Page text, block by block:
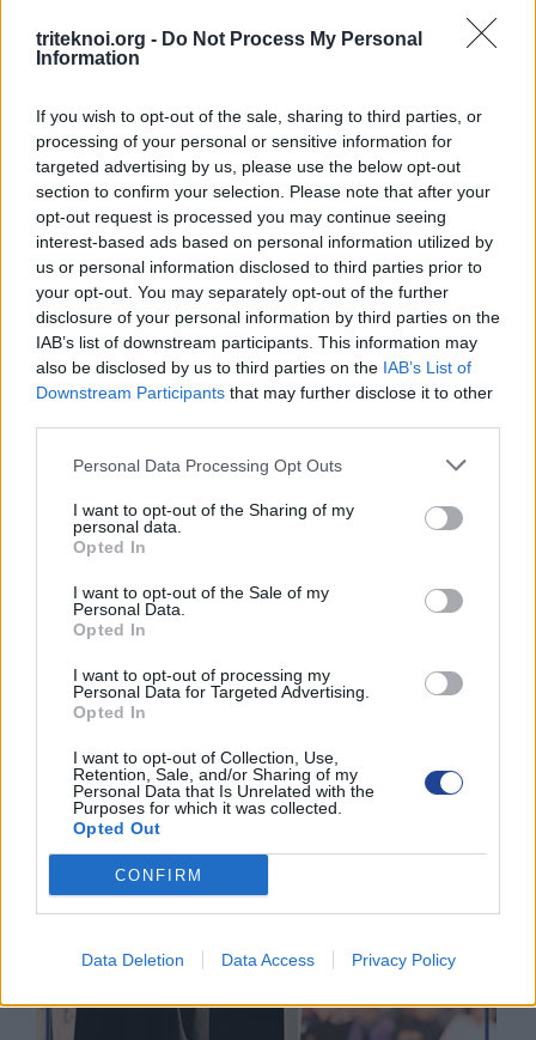
triteknoi.org - Do Not Process My Personal
Information
If you wish to opt-out of the sale, sharing to third parties, or
processing of your personal or sensitive information for
targeted advertising by us, please use the below opt-out
section to confirm your selection. Please note that after your
opt-out request is processed you may continue seeing
interest-based ads based on personal information utilized by
us or personal information disclosed to third parties prior to
your opt-out. You may separately opt-out of the further
disclosure of your personal information by third parties on the
IAB’s list of downstream participants. This information may
also be disclosed by us to third parties on the IAB’s List of
Downstream Participants that may further disclose it to other
Personal Data Processing Opt Outs
I want to opt-out of the Sharing of my
personal data.
Opted In
I want to opt-out of the Sale of my
Personal Data.
Opted In
I want to opt-out of processing my
Personal Data for Targeted Advertising.
Opted In
I want to opt-out of Collection, Use,
Retention, Sale, and/or Sharing of my
Personal Data that Is Unrelated with the
Purposes for which it was collected.
Opted Out
CONFIRM
Data Deletion Data Access Privacy Policy
Αιτήσεις Για Κενή Θέση Γραφέα στο Επαρχ.
13 Ιουλίου 2026
ΒΡΑΒΕΥΣΕΙΣ ΑΡΙΣΤΩΝ ΤΕΛΕΙΟΦΟΙΤΩΝ ΜΑΘΗΤΩΝ
3 Ιουλίου 2026
ΕΚΠΤΩΣΗ ΣΤΗ ΦΟΡΟΛΟΓΙΑ ΣΚΥΒΑΛΩΝ ΓΙΑ ΤΟ
2026
3 Ιουλίου 2026
ΕΚΠΤΩΣΗ ΣΤΑ ΣΚΥΒΑΛΑ ΑΠΟ ΔΗΜΟ ΛΕΥΚΩΣΙΑΣ
11 Ιουνίου 2026
Water World Ayia Napa Cyprus ΕΚΠΤΩΣΗ ΓΙΑ 2026
8 Ιουνίου 2026
ΕΚΠΤΩΣΗ ΑΠΟ ΚΟΙΝΟΤΙΚΟ ΣΥΜΒΟΥΛΙΟ
ΜΑΡΩΝΙΟΥ
3 Ιουνίου 2026